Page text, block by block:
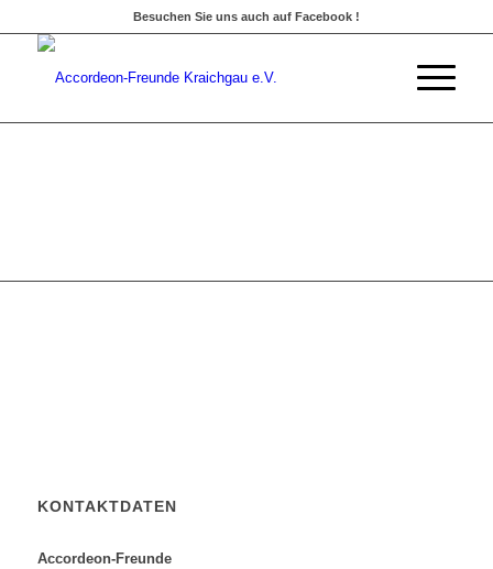
Besuchen Sie uns auch auf Facebook !
KONTAKTDATEN
Accordeon-Freunde